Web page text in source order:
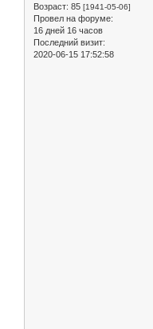
Возраст: 85 [1941-05-06]
Провел на форуме:
16 дней 16 часов
Последний визит:
2020-06-15 17:52:58